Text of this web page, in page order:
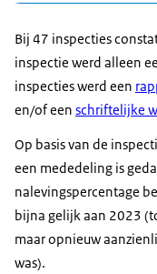
Niet akkoord
Download
Bij 47 inspecties
inspectie werd alleen
inspecties werd een
en/of een schriftelijke
Op basis van de
een mededeling is
nalevingspercentage
bijna gelijk aan 2023
maar opnieuw
was).